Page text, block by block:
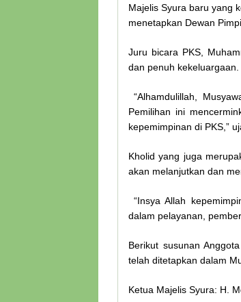
Majelis Syura baru yang
menetapkan Dewan
Juru bicara PKS,
dan penuh kekeluargaan.
“Alhamdulillah,
Pemilihan ini
kepemimpinan di PKS,”
Kholid yang juga
akan melanjutkan dan
“Insya Allah
dalam pelayanan,
Berikut susunan
telah ditetapkan dalam
Ketua Majelis Syura: H.